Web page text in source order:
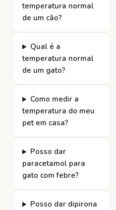
temperatura normal
de um cão?
Qual é a
temperatura normal
de um gato?
Como medir a
temperatura do meu
pet em casa?
Posso dar
paracetamol para
gato com febre?
Posso dar dipirona